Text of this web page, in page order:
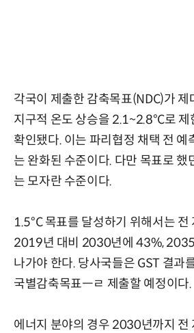
각국이 제출한 감축목표(NDC)가 제
지구적 온도 상승을 2.1~2.8°C로
확인됐다. 이는 파리협정 채택 전 예
는 완화된 수준이다. 다만 목표로 했
는 모자란 수준이다.
1.5°C 목표를 달성하기 위해서는
2019년 대비 2030년에 43%,
나가야 한다. 당사국들은 GST 결과
국별감축목표ㅡㄹ 제출할 예정이다.
에너지 분야의 경우 2030년까지 전